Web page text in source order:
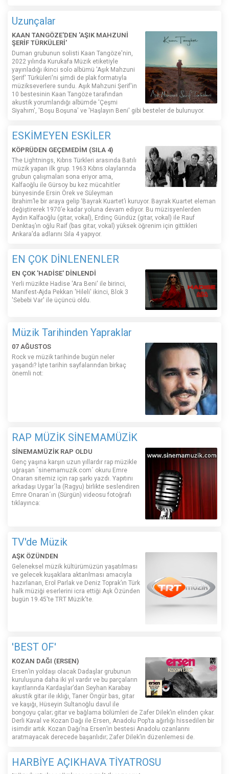
Uzunçalar
KAAN TANGÖZE'DEN 'AŞIK MAHZUNİ
ŞERİF TÜRKÜLERİ'
Duman grubunun solisti Kaan Tangöze'nin,
2022 yılında Kurukafa Müzik etiketiyle
yayınladığı ikinci solo albümü 'Aşık Mahzuni
Şerif' Türküleri'ni şimdi de plak formatıyla
müzikseverlere sundu. Aşık Mahzuni Şerif'in
10 bestesinin Kaan Tangöze tarafından
akustik yorumlandığı albümde 'Çeşmi
Siyahım', 'Boşu Boşuna' ve 'Haşlayın Beni' gibi besteler de bulunuyor.
ESKİMEYEN ESKİLER
KÖPRÜDEN GEÇEMEDİM (SILA 4)
The Lightnings, Kıbrıs Türkleri arasında Batılı
müzik yapan ilk grup. 1963 Kıbrıs olaylarında
grubun çalışmaları sona eriyor ama,
Kalfaoğlu ile Gürsoy bu kez mücahitler
bünyesinde Ersin Örek ve Süleyman
İbrahim’le bir araya gelip ‘Bayrak Kuartet’i kuruyor. Bayrak Kuartet eleman
değiştirerek 1970’e kadar yoluna devam ediyor. Bu müzisyenlerden
Aydın Kalfaoğlu (gitar, vokal), Erdinç Gündüz (gitar, vokal) ile Rauf
Denktaş’ın oğlu Raif (bas gitar, vokal) yüksek öğrenim için gittikleri
Ankara’da adlarını Sıla 4 yapıyor.
EN ÇOK DİNLENENLER
EN ÇOK 'HADİSE' DİNLENDİ
Yerli müzikte Hadise 'Ara Beni' ile birinci,
Manifest-Ajda Pekkan 'Hileli' ikinci, Blok 3
'Sebebi Var' ile üçüncü oldu.
Müzik Tarihinden Yapraklar
07 AĞUSTOS
Rock ve müzik tarihinde bugün neler
yaşandı? İşte tarihin sayfalarından birkaç
önemli not:
RAP MÜZİK SİNEMAMÜZİK
SİNEMAMÜZİK RAP OLDU
Genç yaşına karşın uzun yıllardır rap müzikle
uğraşan ´sinemamuzik.com´ okuru Emre
Onaran sitemiz için rap şarkı yazdı. Yapıtını
arkadaşı Uygar´la (Ragyu) birlikte seslendiren
Emre Onaran´ın (Sürgün) videosu fotoğrafı
tıklayınca:
TV'de Müzik
AŞK ÖZÜNDEN
Geleneksel müzik kültürümüzün yaşatılması
ve gelecek kuşaklara aktarılması amacıyla
hazırlanan, Erol Parlak ve Deniz Toprak’ın Türk
halk müziği eserlerini icra ettiği Aşk Özünden
bugün 19.45'te TRT Müzik'te.
'BEST OF'
KOZAN DAĞI (ERSEN)
Ersen’in yoldaşı olacak Dadaşlar grubunun
kuruluşuna daha iki yıl vardır ve bu parçaların
kayıtlarında Kardaşlar’dan Seyhan Karabay
akustik gitar ile ıklığı, Taner Öngür bas, gitar
ve kaşığı, Hüseyin Sultanoğlu davul ile
bongoyu çalar; gitar ve bağlama bölümleri de Zafer Dilek’in elinden çıkar.
Derli Kaval ve Kozan Dağı ile Ersen, Anadolu Pop’ta ağırlığı hissedilen bir
isimdir artık. Kozan Dağı’na Ersen’in bestesi Anadolu ozanlarını
aratmayacak derecede başarılıdır; Zafer Dilek’in düzenlemesi de.
HARBİYE AÇIKHAVA TİYATROSU